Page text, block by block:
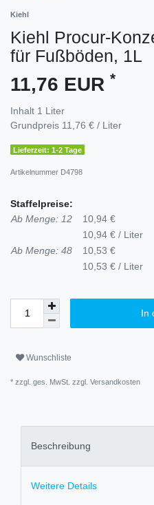
Kiehl
Kiehl Procur-
für Fußböden, 1L
11,76 EUR *
Inhalt 1 Liter
Grundpreis 11,76 € / Liter
Lieferzeit: 1-2 Tage
Artikelnummer D4798
Staffelpreise:
Ab Menge: 12
10,94 €
10,94 € / Liter
Ab Menge: 48
10,53 €
10,53 € / Liter
In
Wunschliste
* zzgl. ges. MwSt. zzgl. Versandkosten
Beschreibung
Weitere Details